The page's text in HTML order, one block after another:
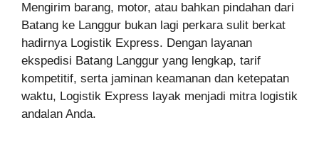
Mengirim barang, motor, atau bahkan pindahan dari
Batang ke Langgur bukan lagi perkara sulit berkat
hadirnya Logistik Express. Dengan layanan
ekspedisi Batang Langgur yang lengkap, tarif
kompetitif, serta jaminan keamanan dan ketepatan
waktu, Logistik Express layak menjadi mitra logistik
andalan Anda.